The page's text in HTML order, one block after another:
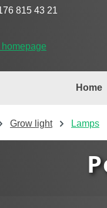
navigation
815 43 21
Home
Grow light Lamps